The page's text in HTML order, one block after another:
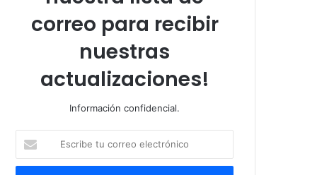
correo para recibir
nuestras
actualizaciones!
Información confidencial.
tu
correo